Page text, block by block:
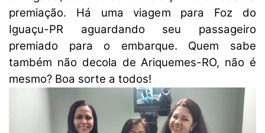
premiação. Há uma viagem para Foz do
Iguaçu-PR aguardando seu passageiro
premiado para o embarque. Quem sabe
também não decola de Ariquemes-RO, não é
mesmo? Boa sorte a todos!